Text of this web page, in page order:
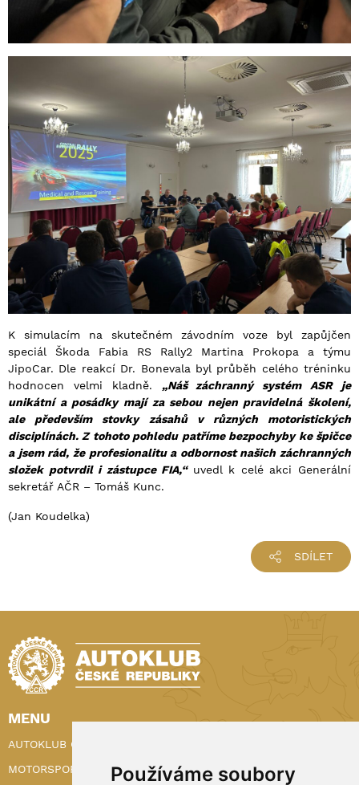
Používáme soubory
K simulacím na skutečném závodním voze byl zapůjčen
speciál Škoda Fabia RS Rally2 Martina Prokopa a týmu
JipoCar. Dle reakcí Dr. Bonevala byl průběh celého tréninku
hodnocen velmi kladně. „Náš záchranný systém ASR je
unikátní a posádky mají za sebou nejen pravidelná školení,
ale především stovky zásahů v různých motoristických
disciplínách. Z tohoto pohledu patříme bezpochyby ke špičce
a jsem rád, že profesionalitu a odbornost našich záchranných
složek potvrdil i zástupce FIA,“ uvedl k celé akci Generální
sekretář AČR – Tomáš Kunc.
(Jan Koudelka)
SDÍLET
MENU
AUTOKLUB ČR
MOTORSPORT